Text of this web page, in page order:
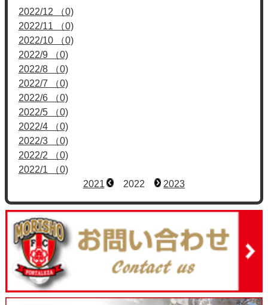
2022/12 （0)
2022/11 （0)
2022/10 （0)
2022/9 （0)
2022/8 （0)
2022/7 （0)
2022/6 （0)
2022/5 （0)
2022/4 （0)
2022/3 （0)
2022/2 （0)
2022/1 （0)
2021
2022 2023